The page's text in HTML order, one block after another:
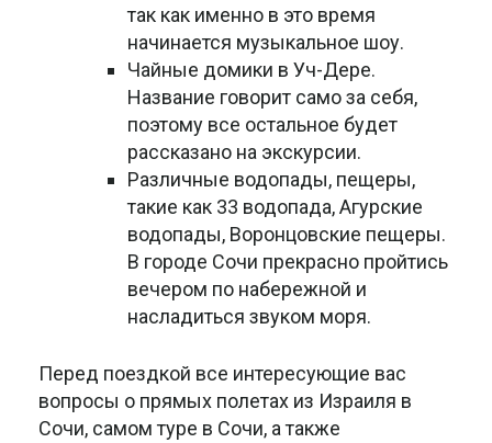
так как именно в это время
начинается музыкальное шоу.
Чайные домики в Уч-Дере.
Название говорит само за себя,
поэтому все остальное будет
рассказано на экскурсии.
Различные водопады, пещеры,
такие как 33 водопада, Агурские
водопады, Воронцовские пещеры.
В городе Сочи прекрасно пройтись
вечером по набережной и
насладиться звуком моря.
Перед поездкой все интересующие вас
вопросы о прямых полетах из Израиля в
Сочи, самом туре в Сочи, а также